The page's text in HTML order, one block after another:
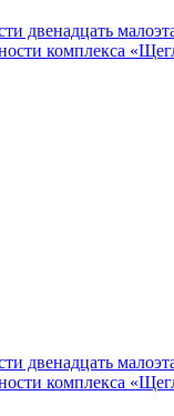
двенадцать
комплекса
двенадцать
комплекса